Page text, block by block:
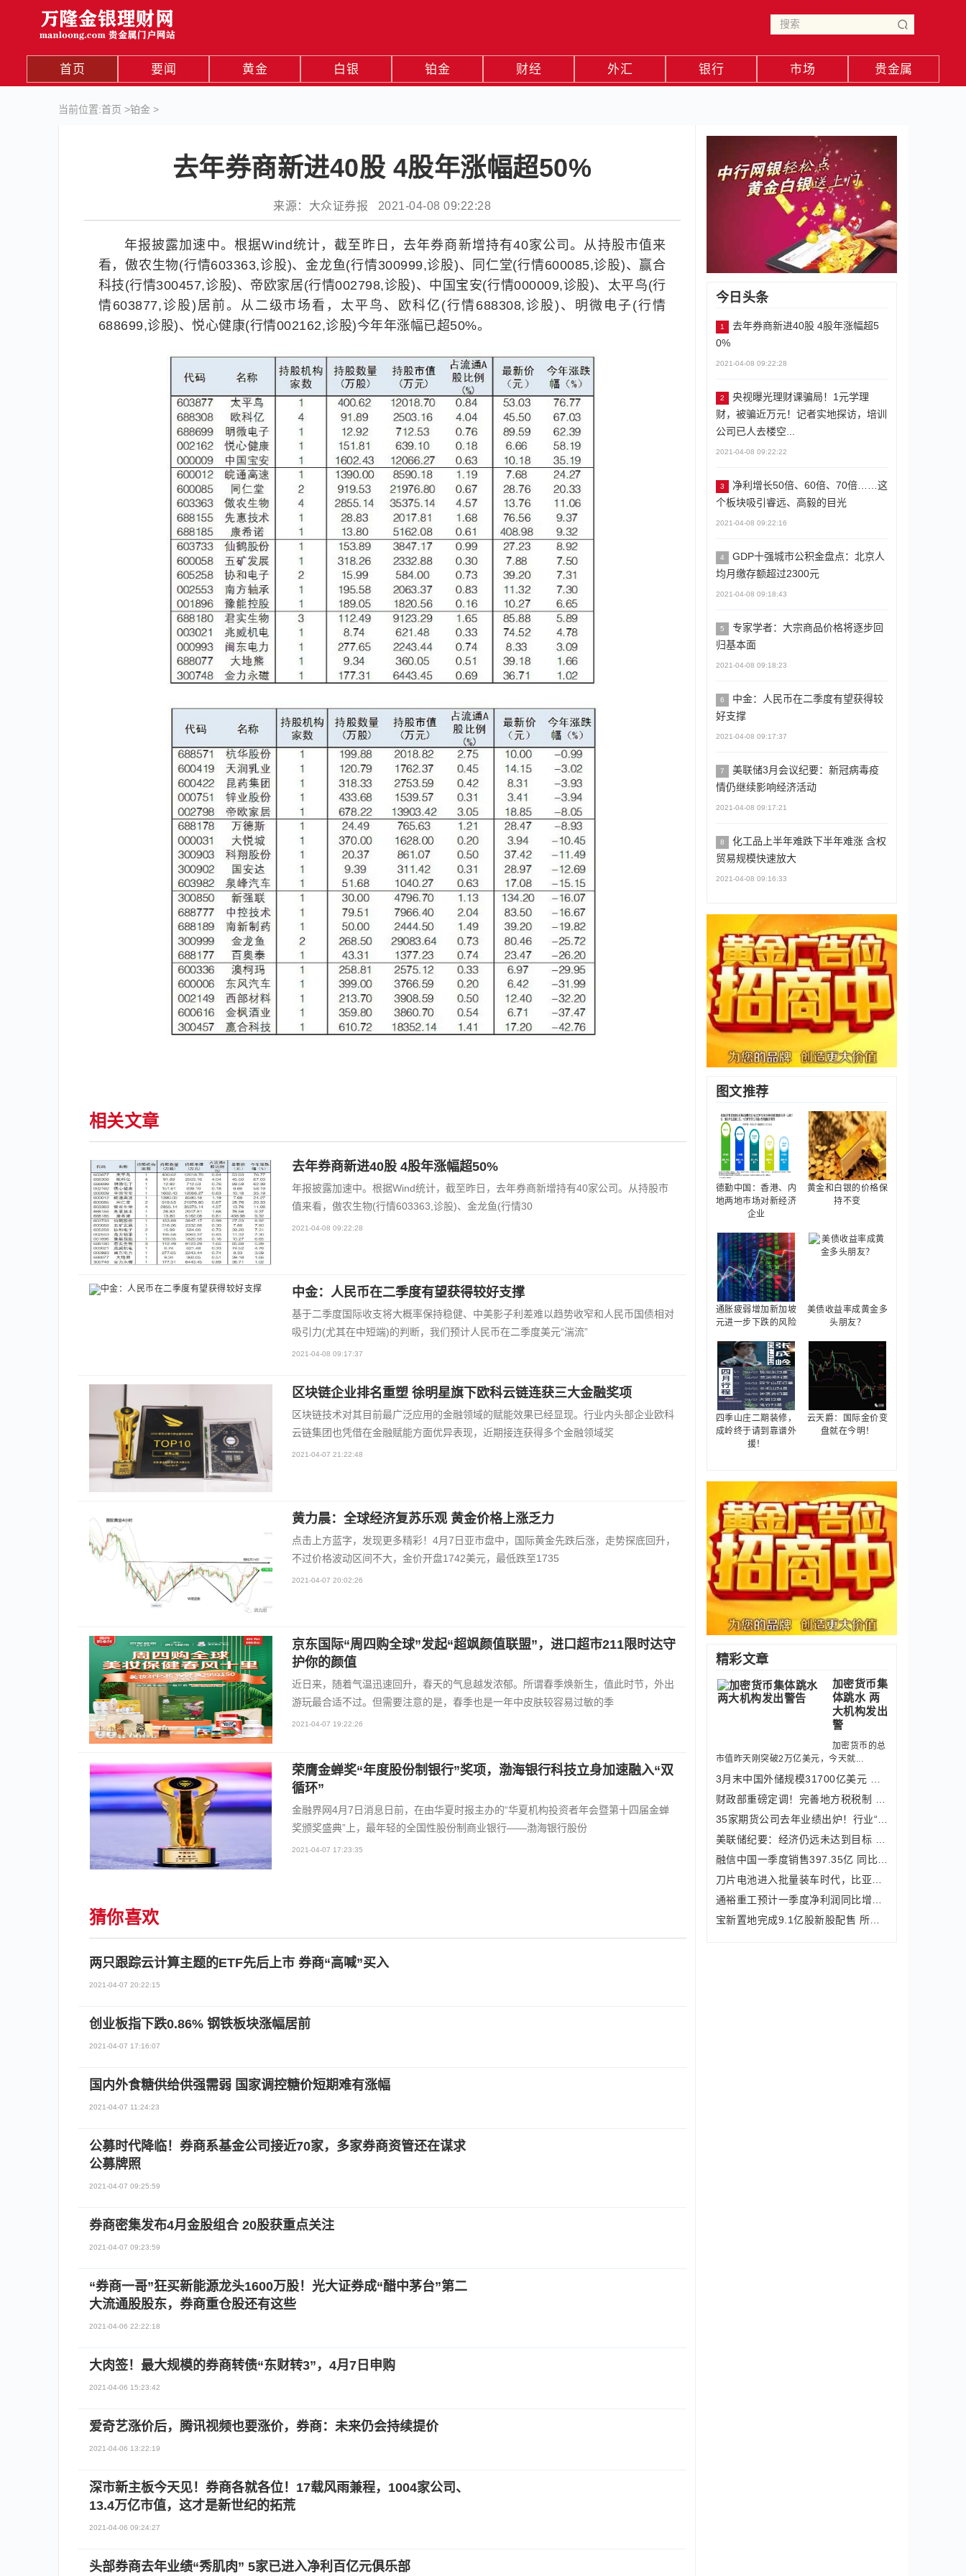
首页 要闻 黄金 白银 铂金 财经 外汇 银行 市场 贵金属
当前位置:首页 >铂金>
去年券商新进40股 4股年涨幅超50%
来源：大众证券报 2021-04-08 09:22:28
年报披露加速中。根据Wind统计，截至昨日，去年券商新增持有40家公司。从持股市值来
看，傲农生物(行情603363,诊股)、金龙鱼(行情300999,诊股)、同仁堂(行情600085,诊股)、赢合
科技(行情300457,诊股)、帝欧家居(行情002798,诊股)、中国宝安(行情000009,诊股)、太平鸟(行
情603877,诊股)居前。从二级市场看，太平鸟、欧科亿(行情688308,诊股)、明微电子(行情
688699,诊股)、悦心健康(行情002162,诊股)今年年涨幅已超50%。
相关文章
去年券商新进40股 4股年涨幅超50%
年报披露加速中。根据Wind统计，截至昨日，去年券商新增持有40家公司。从持股市
值来看，傲农生物(行情603363,诊股)、金龙鱼(行情30
2021-04-08 09:22:28
中金：人民币在二季度有望获得较好支撑
基于二季度国际收支将大概率保持稳健、中美影子利差难以趋势收窄和人民币国债相对
吸引力(尤其在中短端)的判断，我们预计人民币在二季度美元“湍流”
2021-04-08 09:17:37
区块链企业排名重塑 徐明星旗下欧科云链连获三大金融奖项
区块链技术对其目前最广泛应用的金融领域的赋能效果已经显现。行业内头部企业欧科
云链集团也凭借在金融赋能方面优异表现，近期接连获得多个金融领域奖
2021-04-07 21:22:48
黄力晨：全球经济复苏乐观 黄金价格上涨乏力
点击上方蓝字，发现更多精彩！4月7日亚市盘中，国际黄金先跌后涨，走势探底回升，
不过价格波动区间不大，金价开盘1742美元，最低跌至1735
2021-04-07 20:02:26
京东国际“周四购全球”发起“超飒颜值联盟”，进口超市211限时达守
护你的颜值
近日来，随着气温迅速回升，春天的气息越发浓郁。所谓春季焕新生，值此时节，外出
游玩最合适不过。但需要注意的是，春季也是一年中皮肤较容易过敏的季
2021-04-07 19:22:26
荣膺金蝉奖“年度股份制银行”奖项，渤海银行科技立身加速融入“双
循环”
金融界网4月7日消息日前，在由华夏时报主办的“华夏机构投资者年会暨第十四届金蝉
奖颁奖盛典”上，最年轻的全国性股份制商业银行——渤海银行股份
2021-04-07 17:23:35
猜你喜欢
两只跟踪云计算主题的ETF先后上市 券商“高喊”买入
2021-04-07 20:22:15
创业板指下跌0.86% 钢铁板块涨幅居前
2021-04-07 17:16:07
国内外食糖供给供强需弱 国家调控糖价短期难有涨幅
2021-04-07 11:24:23
公募时代降临！券商系基金公司接近70家，多家券商资管还在谋求
公募牌照
2021-04-07 09:25:59
券商密集发布4月金股组合 20股获重点关注
2021-04-07 09:23:59
“券商一哥”狂买新能源龙头1600万股！光大证券成“醋中茅台”第二
大流通股股东，券商重仓股还有这些
2021-04-06 22:22:18
大肉签！最大规模的券商转债“东财转3”，4月7日申购
2021-04-06 15:23:42
爱奇艺涨价后，腾讯视频也要涨价，券商：未来仍会持续提价
2021-04-06 13:22:19
深市新主板今天见！券商各就各位！17载风雨兼程，1004家公司、
13.4万亿市值，这才是新世纪的拓荒
2021-04-06 09:24:27
头部券商去年业绩“秀肌肉” 5家已进入净利百亿元俱乐部
今日头条
1
去年券商新进40股 4股年涨幅超5
0%
2021-04-08 09:22:28
2
央视曝光理财课骗局！1元学理
财，被骗近万元！记者实地探访，培训
公司已人去楼空...
2021-04-08 09:22:22
3
净利增长50倍、60倍、70倍……这
个板块吸引睿远、高毅的目光
2021-04-08 09:22:16
4
GDP十强城市公积金盘点：北京人
均月缴存额超过2300元
2021-04-08 09:18:43
5
专家学者：大宗商品价格将逐步回
归基本面
2021-04-08 09:18:23
6
中金：人民币在二季度有望获得较
好支撑
2021-04-08 09:17:37
7
美联储3月会议纪要：新冠病毒疫
情仍继续影响经济活动
2021-04-08 09:17:21
8
化工品上半年难跌下半年难涨 含权
贸易规模快速放大
2021-04-08 09:16:33
图文推荐
德勤中国：香港、内
地两地市场对新经济
企业
黄金和白银的价格保
持不变
通胀疲弱增加新加坡
元进一步下跌的风险
美债收益率成黄金多
头朋友？
四季山庄二期装修，
成岭终于请到靠谱外
援！
云天爵：国际金价变
盘就在今明！
精彩文章
加密货币集
体跳水 两
大机构发出
警
加密货币的总
市值昨天刚突破2万亿美元，今天就...